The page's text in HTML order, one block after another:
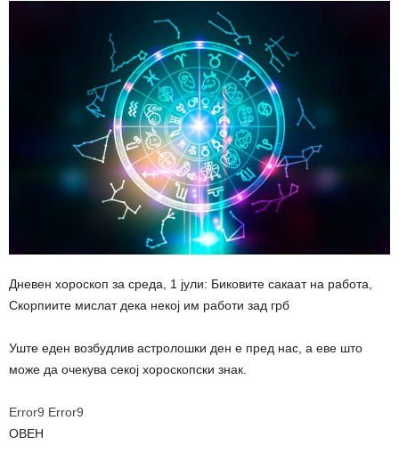
Дневен хороскоп за среда, 1 јули: Биковите сакаат на работа,
Скорпиите мислат дека некој им работи зад грб
Уште еден возбудлив астролошки ден е пред нас, а еве што
може да очекува секој хороскопски знак.
Error9 Error9
ОВЕН